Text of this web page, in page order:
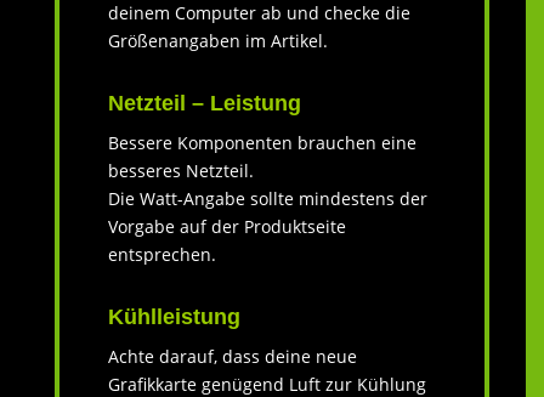
deinem Computer ab und checke die
Größenangaben im Artikel.
Netzteil – Leistung
Bessere Komponenten brauchen eine
besseres Netzteil.
Die Watt-Angabe sollte mindestens der
Vorgabe auf der Produktseite
entsprechen.
Kühlleistung
Achte darauf, dass deine neue
Grafikkarte genügend Luft zur Kühlung